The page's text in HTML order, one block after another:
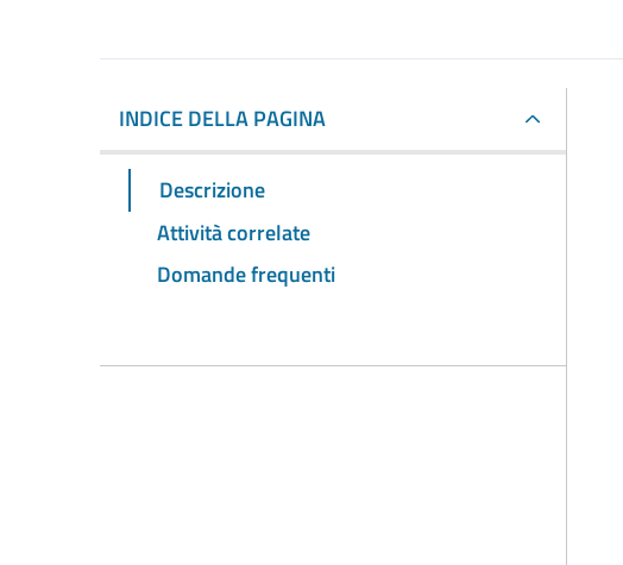
INDICE DELLA PAGINA
Descrizione
Attività correlate
Domande frequenti